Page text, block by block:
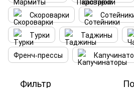
Скороварки
Турки
Таджины
Френч-прессы
Фильтр